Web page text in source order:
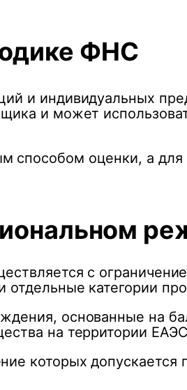
ФНС
и индивидуальных
и может
оценки, а
с
отдельные категории
основанные на
на территории
которых